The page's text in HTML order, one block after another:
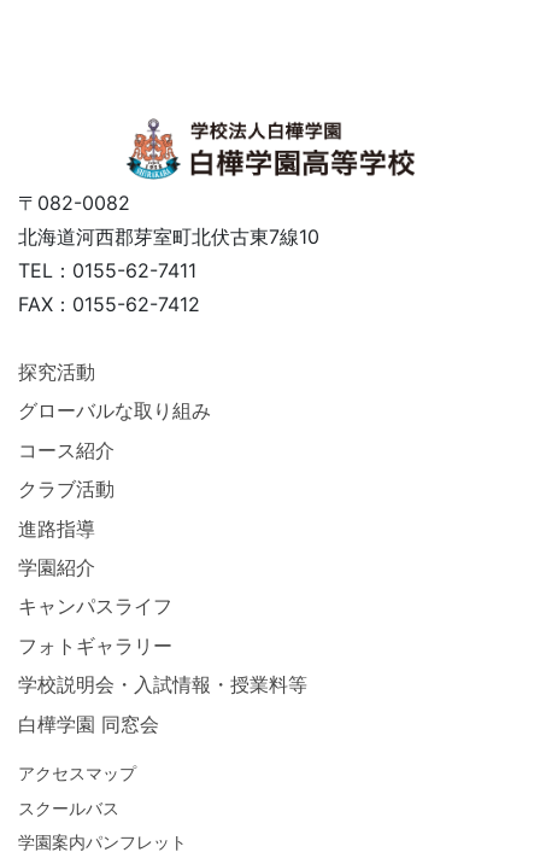
〒082-0082
北海道河西郡芽室町北伏古東7線10
TEL：0155-62-7411
FAX：0155-62-7412
探究活動
グローバルな取り組み
コース紹介
クラブ活動
進路指導
学園紹介
キャンパスライフ
フォトギャラリー
学校説明会・入試情報・授業料等
白樺学園 同窓会
アクセスマップ
スクールバス
学園案内パンフレット